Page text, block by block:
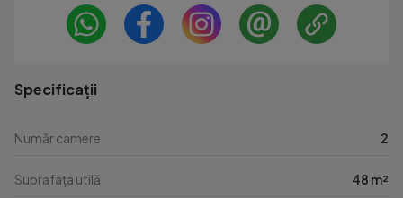
Specificații
Număr camere 2
Suprafața utilă 48 m²